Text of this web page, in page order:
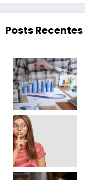
Posts Recentes